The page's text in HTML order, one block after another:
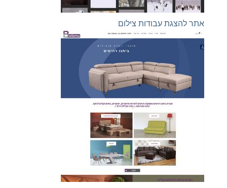
אתר להצגת עבודות צילום